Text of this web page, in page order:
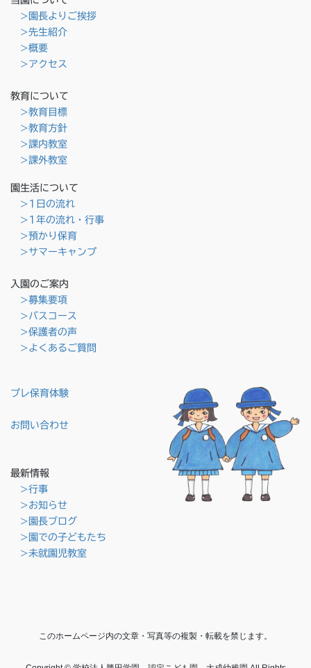
>園長よりご挨拶
>先生紹介
>概要
>アクセス
教育について
>教育目標
>教育方針
>課内教室
>課外教室
園生活について
>1日の流れ
>1年の流れ・行事
>預かり保育
>サマーキャンプ
入園のご案内
>募集要項
>バスコース
>保護者の声
>よくあるご質問
プレ保育体験
お問い合わせ
最新情報
>行事
>お知らせ
>園長ブログ
>園での子どもたち
>未就園児教室
このホームページ内の文章・写真等の複製・転載を禁じます。